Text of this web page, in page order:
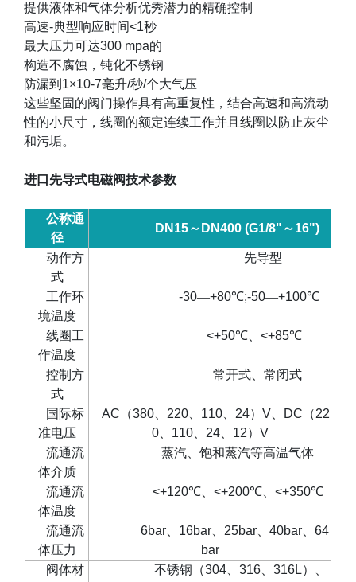
提供液体和气体分析优秀潜力的精确控制
高速-典型响应时间<1秒
最大压力可达300 mpa的
构造不腐蚀，钝化不锈钢
防漏到 1×10-7毫升/秒/个大气压
这些坚固的阀门操作具有高重复性，结合高速和高流动
性的小尺寸，线圈的额定连续工作并且线圈以防止灰尘
和污垢。
进口先导式电磁阀技术参数
公称通
径
DN15～ DN400 (G1/8" ～16")
动作方
式
先导型
工作环
境温度
-30—+80℃;-50—+100℃
线圈工
作温度
<+50℃、 <+85℃
控制方
式
常开式、常闭式
国际标
准电压
AC （380、 220、 110、 24） V、 DC （22
0、 110、 24、 12） V
流通流
体介质
蒸汽、饱和蒸汽等高温气体
流通流
体温度
<+120℃、 <+200℃、 <+350℃
流通流
体压力
6bar 16bar 25bar 40bar
64
bar
阀体材
不锈钢（304、 316、 316L）、